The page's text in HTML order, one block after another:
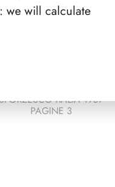
ITALIA 1987
PAGINE 3
we will calculate